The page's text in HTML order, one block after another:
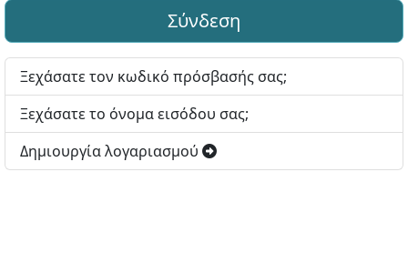
Σύνδεση
Ξεχάσατε τον κωδικό πρόσβασής σας;
Ξεχάσατε το όνομα εισόδου σας;
Δημιουργία λογαριασμού